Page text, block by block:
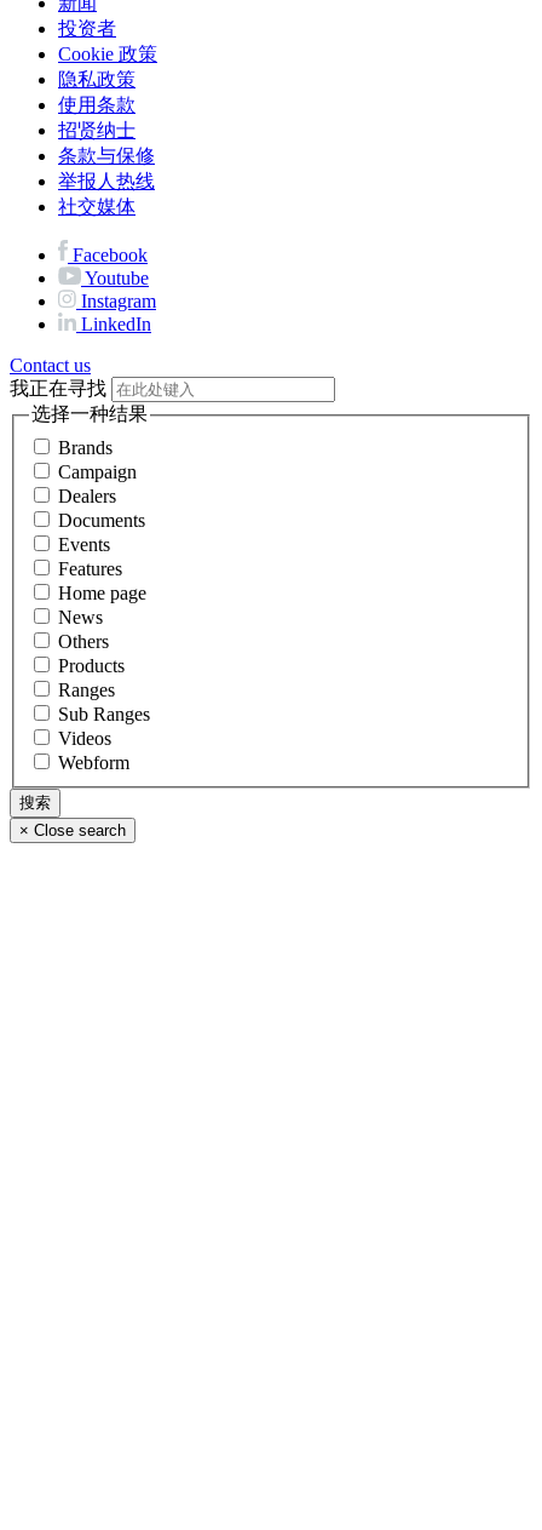
投资者
Cookie 政策
隐私政策
使用条款
招贤纳士
条款与保修
举报人热线
社交媒体
Facebook
Youtube
Instagram
LinkedIn
Contact us
我正在寻找
选择一种结果
Brands
Campaign
Dealers
Documents
Events
Features
Home page
News
Others
Products
Ranges
Sub Ranges
Videos
Webform
× Close search